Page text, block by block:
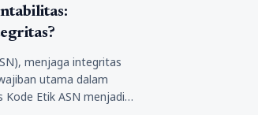
menjaga integritas
utama dalam
Kode Etik ASN menjadi…